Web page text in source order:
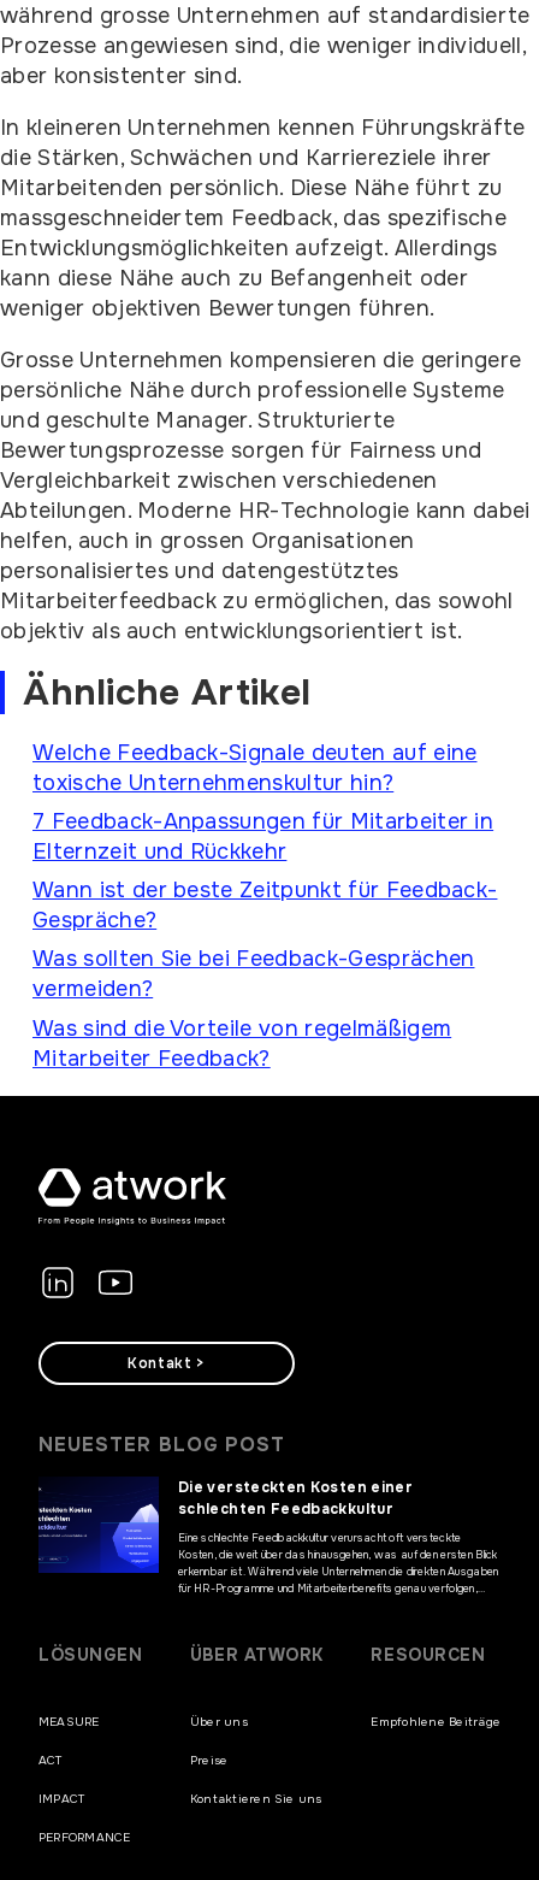
während grosse Unternehmen auf standardisierte
Prozesse angewiesen sind, die weniger individuell,
aber konsistenter sind.
In kleineren Unternehmen kennen Führungskräfte
die Stärken, Schwächen und Karriereziele ihrer
Mitarbeitenden persönlich. Diese Nähe führt zu
massgeschneidertem Feedback, das spezifische
Entwicklungsmöglichkeiten aufzeigt. Allerdings
kann diese Nähe auch zu Befangenheit oder
weniger objektiven Bewertungen führen.
Grosse Unternehmen kompensieren die geringere
persönliche Nähe durch professionelle Systeme
und geschulte Manager. Strukturierte
Bewertungsprozesse sorgen für Fairness und
Vergleichbarkeit zwischen verschiedenen
Abteilungen. Moderne HR-Technologie kann dabei
helfen, auch in grossen Organisationen
personalisiertes und datengestütztes
Mitarbeiterfeedback zu ermöglichen, das sowohl
objektiv als auch entwicklungsorientiert ist.
Ähnliche Artikel
Welche Feedback-Signale deuten auf eine
toxische Unternehmenskultur hin?
7 Feedback-Anpassungen für Mitarbeiter in
Elternzeit und Rückkehr
Wann ist der beste Zeitpunkt für Feedback-
Gespräche?
Was sollten Sie bei Feedback-Gesprächen
vermeiden?
Was sind die Vorteile von regelmäßigem
Mitarbeiter Feedback?
Kontakt >
NEUESTER BLOG POST
Die versteckten Kosten einer
schlechten Feedbackkultur
Eine schlechte Feedbackkultur verursacht oft versteckte
Kosten, die weit über das hinausgehen, was auf den ersten Blick
erkennbar ist. Während viele Unternehmen die direkten Ausgaben
für HR-Programme und Mitarbeiterbenefits genau verfolgen,
die Geschäftsergebnisse haben und die […]
LÖSUNGEN
MEASURE
ACT
IMPACT
PERFORMANCE
ÜBER ATWORK
Über uns
Preise
Kontaktieren Sie uns
RESOURCEN
Empfohlene Beiträge